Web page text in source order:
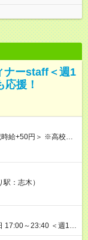
ーstaff＜週1
援！
※最大12ヶ月の間
：志木）
17:00～23:40 ＜週1日
での勤務 ・シフ